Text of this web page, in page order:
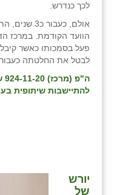
לכך כנדרש.
אולם,
הוועד הקודמת. במרכז
פעל בסמכותו כאשר
לבטל את החלטתה כעבור
להתיישבות שיתופית בע"מ',
יורש
של